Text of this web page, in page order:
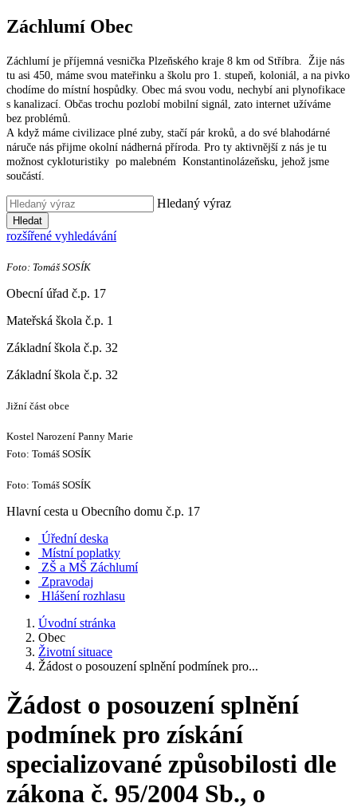
Záchlumí Obec
Záchlumí je příjemná vesnička Plzeňského kraje 8 km od Stříbra. Žije nás
tu asi 450, máme svou mateřinku a školu pro 1. stupeň, koloniál, a na pivko
chodíme do místní hospůdky. Obec má svou vodu, nechybí ani plynofikace
s kanalizací. Občas trochu pozlobí mobilní signál, zato internet užíváme
bez problémů.
A když máme civilizace plné zuby, stačí pár kroků, a do své blahodárné
náruče nás přijme okolní nádherná příroda. Pro ty aktivnější z nás je tu
možnost cykloturistiky po malebném Konstantinolázeňsku, jehož jsme
součástí.
Hledaný výraz
Hledat
rozšířené vyhledávání
Foto: Tomáš SOSÍK
Obecní úřad č.p. 17
Mateřská škola č.p. 1
Základní škola č.p. 32
Základní škola č.p. 32
Jižní část obce
Kostel Narození Panny Marie
Foto: Tomáš SOSÍK
Foto: Tomáš SOSÍK
Hlavní cesta u Obecního domu č.p. 17
Úřední deska
Místní poplatky
ZŠ a MŠ Záchlumí
Zpravodaj
Hlášení rozhlasu
Úvodní stránka
Obec
Životní situace
Žádost o posouzení splnění podmínek pro...
Žádost o posouzení splnění
podmínek pro získání
specializované způsobilosti dle
zákona č. 95/2004 Sb., o